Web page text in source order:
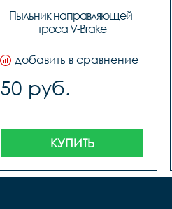
Пыльник направляющей
троса V-Brake
добавить в сравнение
50 руб.
КУПИТЬ